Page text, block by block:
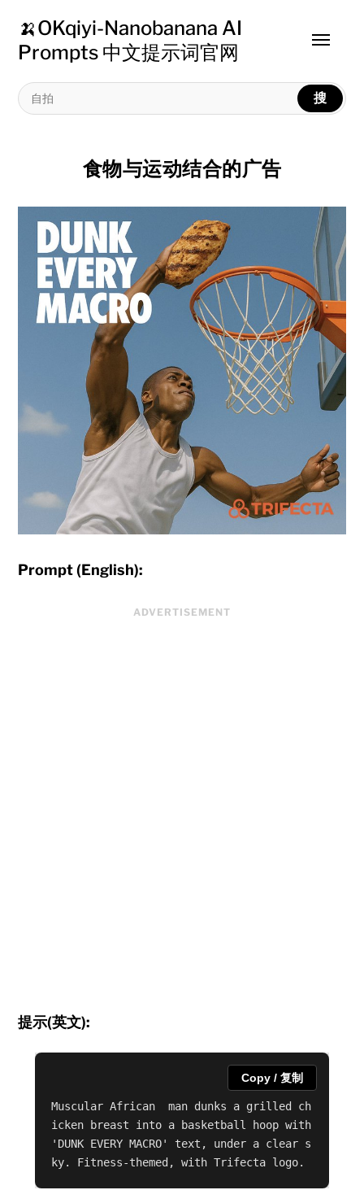
🍌OKqiyi-Nanobanana AI
Prompts 中文提示词官网
搜
Toggle
食物与运动结合的广告
Prompt (English):
ADVERTISEMENT
提示(英文):
Muscular African  man dunks a grilled ch
icken breast into a basketball hoop with
'DUNK EVERY MACRO' text, under a clear s
ky. Fitness-themed, with Trifecta logo.
Copy / 复制